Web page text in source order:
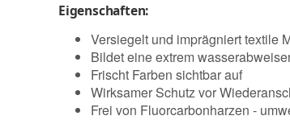
Eigenschaften:
Versiegelt und imprägniert textile
Bildet eine extrem
Frischt Farben sichtbar auf
Wirksamer Schutz vor
Frei von Fluorcarbonharzen -